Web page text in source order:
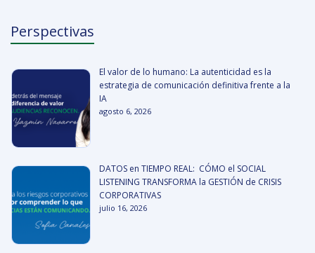
Perspectivas
El valor de lo humano: La autenticidad es la
estrategia de comunicación definitiva frente a la
IA
agosto 6, 2026
DATOS en TIEMPO REAL: CÓMO el SOCIAL
LISTENING TRANSFORMA la GESTIÓN de CRISIS
CORPORATIVAS
julio 16, 2026